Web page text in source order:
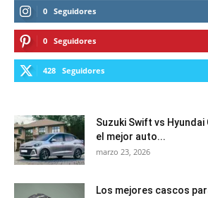
0 Seguidores
0 Seguidores
428 Seguidores
Suzuki Swift vs Hyundai
el mejor auto...
marzo 23, 2026
Los mejores cascos